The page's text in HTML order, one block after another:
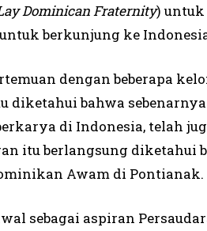
Dominican Fraternity) untuk
berkunjung ke
dengan beberapa
bahwa
di Indonesia, telah
itu berlangsung diketahui
Awam di Pontianak.
sebagai aspiran